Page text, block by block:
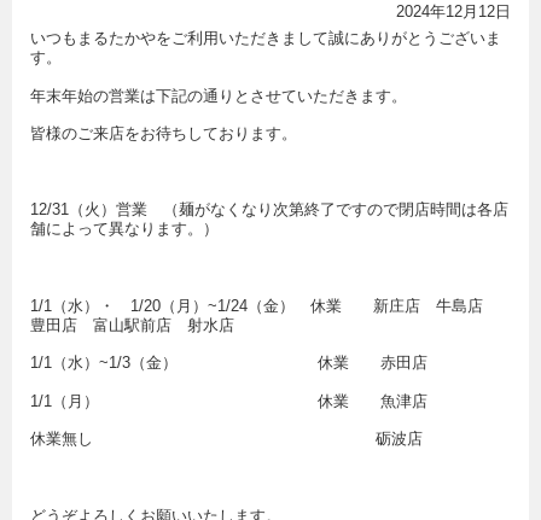
2024年12月12日
いつもまるたかやをご利用いただきまして誠にありがとうございま
す。
年末年始の営業は下記の通りとさせていただきます。
皆様のご来店をお待ちしております。
12/31（火）営業 （麺がなくなり次第終了ですので閉店時間は各店
舗によって異なります。）
1/1（水）・ 1/20（月）~1/24（金） 休業 新庄店 牛島店
豊田店 富山駅前店 射水店
1/1（水）~1/3（金） 休業 赤田店
1/1（月） 休業 魚津店
休業無し 砺波店
どうぞよろしくお願いいたします。